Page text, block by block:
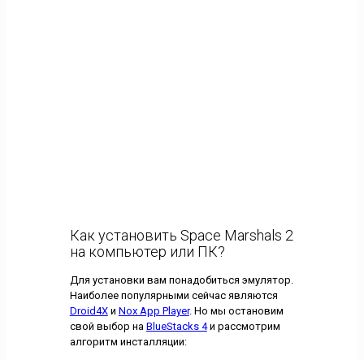
Как установить Space Marshals 2
на компьютер или ПК?
Для установки вам понадобиться эмулятор.
Наиболее популярными сейчас являются
Droid4Xи Nox App Player. Но мы остановим
свой выбор на BlueStacks 4и рассмотрим
алгоритм инсталляции: